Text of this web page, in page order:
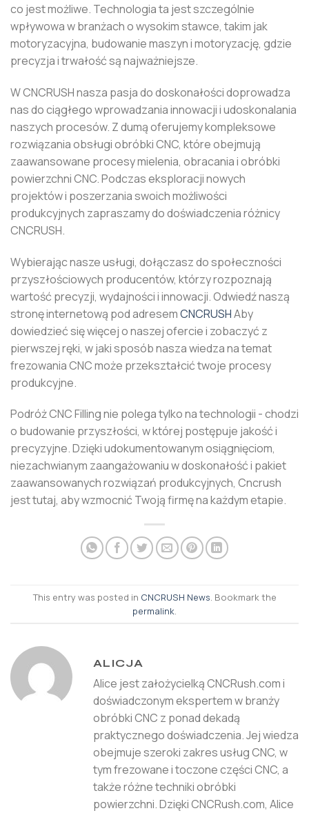
co jest możliwe. Technologia ta jest szczególnie
wpływowa w branżach o wysokim stawce, takim jak
motoryzacyjna, budowanie maszyn i motoryzację, gdzie
precyzja i trwałość są najważniejsze.
W CNCRUSH nasza pasja do doskonałości doprowadza
nas do ciągłego wprowadzania innowacji i udoskonalania
naszych procesów. Z dumą oferujemy kompleksowe
rozwiązania obsługi obróbki CNC, które obejmują
zaawansowane procesy mielenia, obracania i obróbki
powierzchni CNC. Podczas eksploracji nowych
projektów i poszerzania swoich możliwości
produkcyjnych zapraszamy do doświadczenia różnicy
CNCRUSH.
Wybierając nasze usługi, dołączasz do społeczności
przyszłościowych producentów, którzy rozpoznają
wartość precyzji, wydajności i innowacji. Odwiedź naszą
stronę internetową pod adresemCNCRUSHAby
dowiedzieć się więcej o naszej ofercie i zobaczyć z
pierwszej ręki, w jaki sposób nasza wiedza na temat
frezowania CNC może przekształcić twoje procesy
produkcyjne.
Podróż CNC Filling nie polega tylko na technologii - chodzi
o budowanie przyszłości, w której postępuje jakość i
precyzyjne. Dzięki udokumentowanym osiągnięciom,
niezachwianym zaangażowaniu w doskonałość i pakiet
zaawansowanych rozwiązań produkcyjnych, Cncrush
jest tutaj, aby wzmocnić Twoją firmę na każdym etapie.
This entry was posted in CNCRUSH News. Bookmark the
permalink.
ALICJA
Alice jest założycielką CNCRush.com i
doświadczonym ekspertem w branży
obróbki CNC z ponad dekadą
praktycznego doświadczenia. Jej wiedza
obejmuje szeroki zakres usług CNC, w
tym frezowane i toczone części CNC, a
także różne techniki obróbki
powierzchni. Dzięki CNCRush.com, Alice